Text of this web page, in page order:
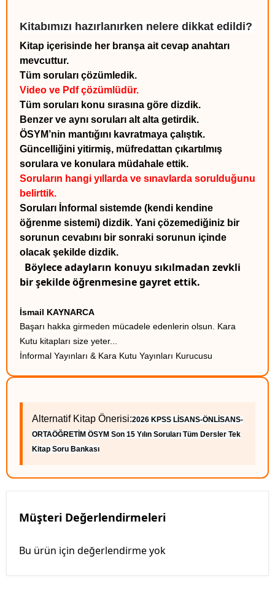
Kitabımızı hazırlanırken nelere dikkat edildi?
Kitap içerisinde her branşa ait cevap anahtarı
mevcuttur.
Tüm soruları çözümledik.
Video ve Pdf çözümlüdür.
Tüm soruları konu sırasına göre dizdik.
Benzer ve aynı soruları alt alta getirdik.
ÖSYM’nin mantığını kavratmaya çalıştık.
Güncelliğini yitirmiş, müfredattan çıkartılmış
sorulara ve konulara müdahale ettik.
Soruların hangi yıllarda ve sınavlarda sorulduğunu
belirttik.
Soruları İnformal sistemde (kendi kendine
öğrenme sistemi) dizdik. Yani çözemediğiniz bir
sorunun cevabını bir sonraki sorunun içinde
olacak şekilde dizdik.
Böylece adayların konuyu sıkılmadan zevkli
bir şekilde öğrenmesine gayret ettik.
İsmail KAYNARCA
Başarı hakka girmeden mücadele edenlerin olsun. Kara
Kutu kitapları size yeter...
İnformal Yayınları & Kara Kutu Yayınları Kurucusu
Alternatif Kitap Önerisi:2026 KPSS LİSANS-ÖNLİSANS-
ORTAÖĞRETİM ÖSYM Son 15 Yılın Soruları Tüm Dersler Tek
Kitap Soru Bankası
Müşteri Değerlendirmeleri
Bu ürün için değerlendirme yok